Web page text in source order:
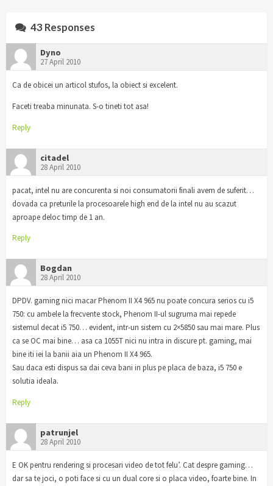
43 Responses
Dyno
27 April 2010
Ca de obicei un articol stufos, la obiect si excelent.
Faceti treaba minunata. S-o tineti tot asa!
Reply
citadel
28 April 2010
pacat, intel nu are concurenta si noi consumatorii finali avem de suferit…
dovada ca preturile la procesoarele high end de la intel nu au scazut
aproape deloc timp de 1 an.
Reply
Bogdan
28 April 2010
DPDV. gaming nici macar Phenom II X4 965 nu poate concura serios cu i5
750: cu ambele la frecvente stock, Phenom II-ul sugruma mai repede
sistemul decat i5 750… evident, intr-un sistem cu 2×5850 sau mai mare. Plus
ca se OC mai bine… asa ca 1055T nici nu intra in discure pt. gaming, mai
bine iti iei la banii aia un Phenom II X4 965.
Sau daca esti dispus sa dai ceva bani in plus pe placa de baza, i5 750 e
solutia ideala.
Reply
patrunjel
28 April 2010
E OK pentru rendering si procesari video de tot felu’. Cat despre gaming…
dar sa te joci, o poti face si cu un dual core si o placa video, foarte bine. In